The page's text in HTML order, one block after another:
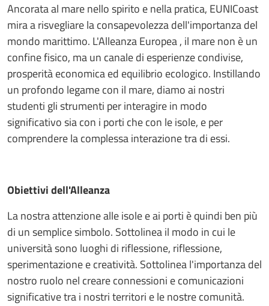
Ancorata al mare nello spirito e nella pratica, EUNICoast
mira a risvegliare la consapevolezza dell'importanza del
mondo marittimo. L'Alleanza Europea , il mare non è un
confine fisico, ma un canale di esperienze condivise,
prosperità economica ed equilibrio ecologico. Instillando
un profondo legame con il mare, diamo ai nostri
studenti gli strumenti per interagire in modo
significativo sia con i porti che con le isole, e per
comprendere la complessa interazione tra di essi.
Obiettivi dell'Alleanza
La nostra attenzione alle isole e ai porti è quindi ben più
di un semplice simbolo. Sottolinea il modo in cui le
università sono luoghi di riflessione, riflessione,
sperimentazione e creatività. Sottolinea l'importanza del
nostro ruolo nel creare connessioni e comunicazioni
significative tra i nostri territori e le nostre comunità.